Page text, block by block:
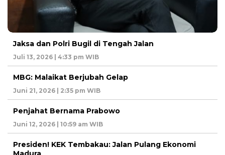
Jaksa dan Polri Bugil di Tengah Jalan
Juli 13, 2026 | 4:33 pm WIB
MBG: Malaikat Berjubah Gelap
Juni 21, 2026 | 2:35 pm WIB
Penjahat Bernama Prabowo
Juni 12, 2026 | 10:59 am WIB
Presiden! KEK Tembakau: Jalan Pulang Ekonomi